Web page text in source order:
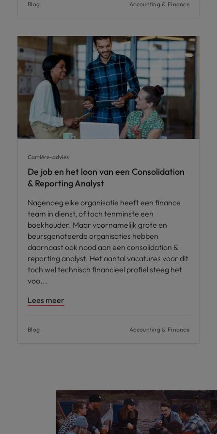
Blog Accounting & Finance
Carrière-advies
De job en het loon van een Consolidation
& Reporting Analyst
Nagenoeg elke organisatie heeft een finance
team in dienst, of toch tenminste een
boekhouder. Maar voornamelijk grote en
beursgenoteerde organisaties hebben
daarnaast ook nood aan een consolidation &
reporting analyst. Het aantal vacatures voor dit
toch wel technisch financieel profiel steeg het
voo
Lees meer
Blog Accounting & Finance